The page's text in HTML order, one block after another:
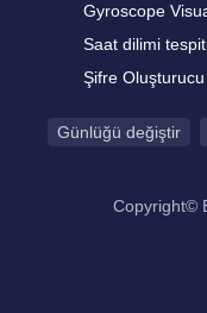
Gyroscope
Saat dilimi
Şifre Oluşturucu
Günlüğü değiştir
Copyright©